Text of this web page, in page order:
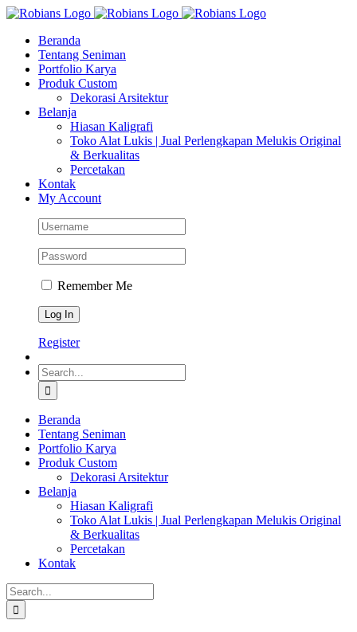
Skip
content
Facebook
Instagram
YouTube
WhatsApp
Tiktok
Beranda
Tentang Seniman
Portfolio Karya
Produk Custom
Dekorasi Arsitektur
Belanja
Hiasan Kaligrafi
Toko Alat Lukis | Jual Perlengkapan Melukis Original
& Berkualitas
Percetakan
Kontak
My Account
Remember Me
Register
Search
for:
Beranda
Tentang Seniman
Portfolio Karya
Produk Custom
Dekorasi Arsitektur
Belanja
Hiasan Kaligrafi
Toko Alat Lukis | Jual Perlengkapan Melukis Original
& Berkualitas
Percetakan
Kontak
Search
for: